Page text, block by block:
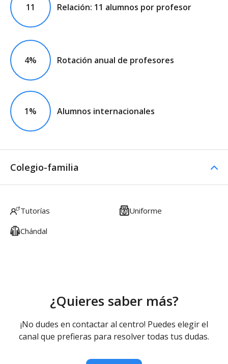
11 Relación: 11 alumnos por profesor
4% Rotación anual de profesores
1% Alumnos internacionales
Colegio-familia
Tutorías
Uniforme
Chándal
¿Quieres saber más?
¡No dudes en contactar al centro! Puedes elegir el
canal que prefieras para resolver todas tus dudas.